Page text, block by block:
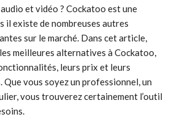
et vidéo ? Cockatoo est une
il existe de nombreuses autres
sur le marché. Dans cet article,
meilleures alternatives à Cockatoo,
leurs prix et leurs
vous soyez un professionnel, un
vous trouverez certainement l’outil